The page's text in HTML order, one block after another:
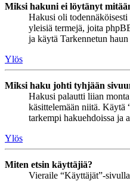
Miksi hakuni ei löytänyt
Hakusi oli todennäköisesti
yleisiä termejä, joita
ja käytä Tarkennetun
Ylös
Miksi haku johti tyhjään
Hakusi palautti liian
käsittelemään niitä. Käytä
tarkempi hakuehdoissa ja
Ylös
Miten etsin käyttäjiä?
Vieraile “Käyttäjät”-